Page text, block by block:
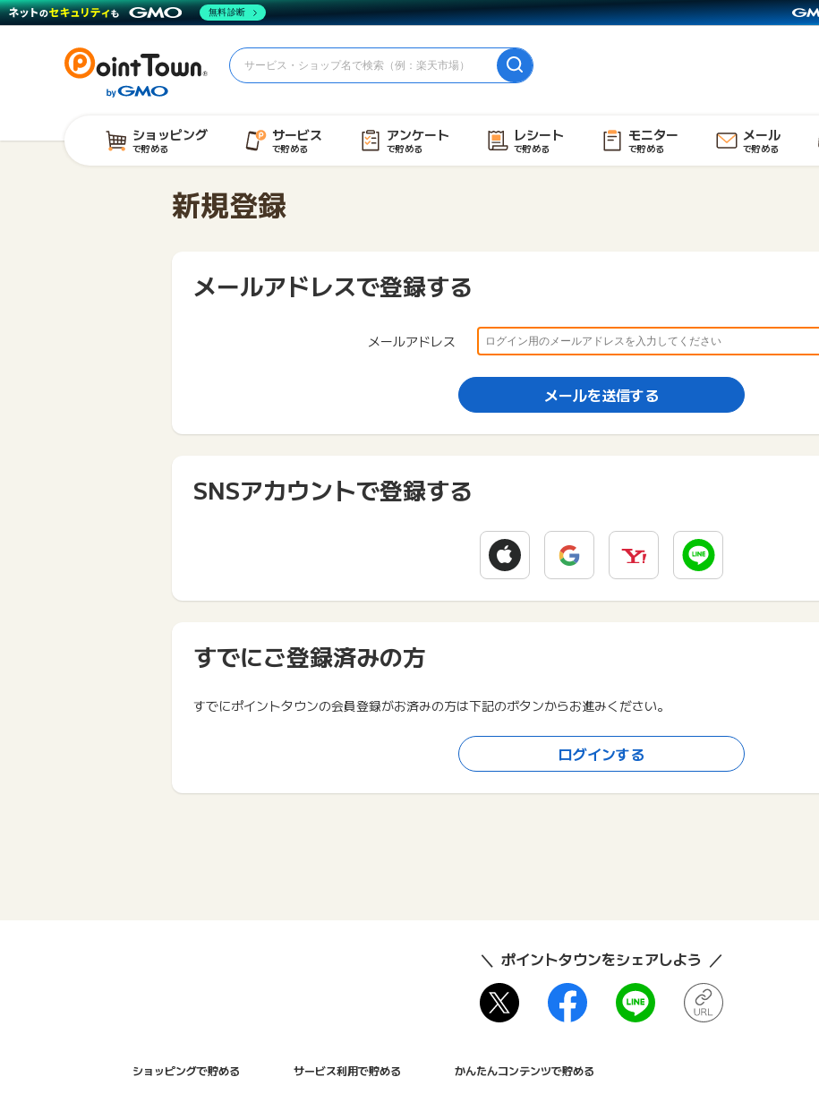
ショッピング
で貯める
サービス
で貯める
アンケート
で貯める
レシート
で貯める
モニター
で貯める
メール
で貯める
新規登録
メールアドレスで登録する
メールアドレス
メールを送信する
SNSアカウントで登録する
すでにご登録済みの方
すでにポイントタウンの会員登録がお済みの方は下記のボタンからお進みください。
ログインする
ポイントタウンをシェアしよう
ショッピングで貯める サービス利用で貯める かんたんコンテンツで貯める
無料診断